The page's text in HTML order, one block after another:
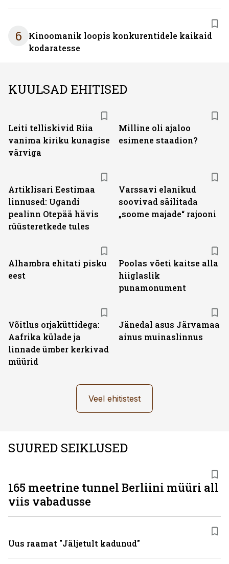
6
Kinoomanik loopis konkurentidele kaikaid
kodaratesse
KUULSAD EHITISED
Leiti telliskivid Riia
vanima kiriku kunagise
värviga
Milline oli ajaloo
esimene staadion?
Artiklisari Eestimaa
linnused: Ugandi
pealinn Otepää hävis
rüüsteretkede tules
Varssavi elanikud
soovivad säilitada
„soome majade“ rajooni
Alhambra ehitati pisku
eest
Poolas võeti kaitse alla
hiiglaslik
punamonument
Võitlus orjaküttidega:
Aafrika külade ja
linnade ümber kerkivad
müürid
Jänedal asus Järvamaa
ainus muinaslinnus
Veel ehitistest
SUURED SEIKLUSED
165 meetrine tunnel Berliini müüri all
viis vabadusse
Uus raamat "Jäljetult kadunud"